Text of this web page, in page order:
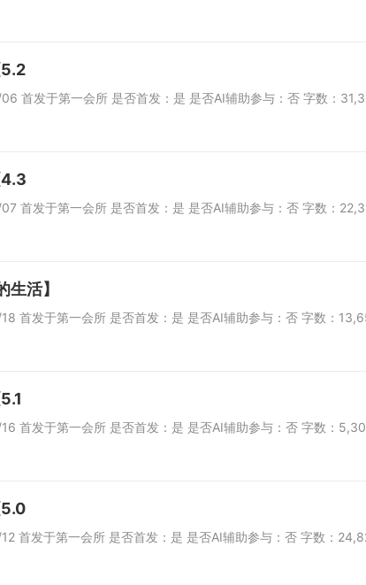
首发于第一会所 是否首发：是 是否AI辅助参与：否 字数：
首发于第一会所 是否首发：是 是否AI辅助参与：否 字数：
生活】
首发于第一会所 是否首发：是 是否AI辅助参与：否 字数：
首发于第一会所 是否首发：是 是否AI辅助参与：否 字数：
首发于第一会所 是否首发：是 是否AI辅助参与：否 字数：